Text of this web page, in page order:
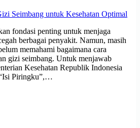
fondasi penting untuk menjaga
berbagai penyakit. Namun, masih
memahami bagaimana cara
gizi seimbang. Untuk menjawab
Kesehatan Republik Indonesia
Piringku”,…